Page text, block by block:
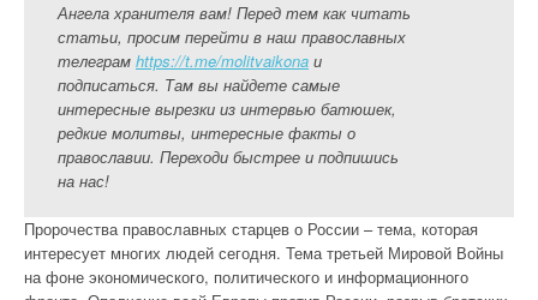
Ангела хранителя вам! Перед тем как читать
статьи, просим перейти в наш православных
телеграм https://t.me/molitvaikona и
подписаться. Там вы найдете самые
интересные вырезки из интервью батюшек,
редкие молитвы, интересные факты о
православии. Переходи быстрее и подпишись
на нас!
Пророчества православных старцев о России – тема, которая
интересует многих людей сегодня. Тема третьей Мировой Войны
на фоне экономического, политического и информационного